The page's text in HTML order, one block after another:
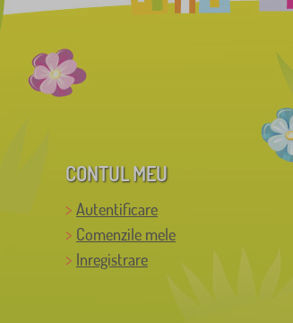
CONTUL MEU
Autentificare
Comenzile mele
Inregistrare